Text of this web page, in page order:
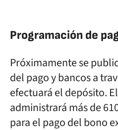
Programación de
Próximamente se
del pago y bancos a
efectuará el depósito.
administrará más de
para el pago del bono